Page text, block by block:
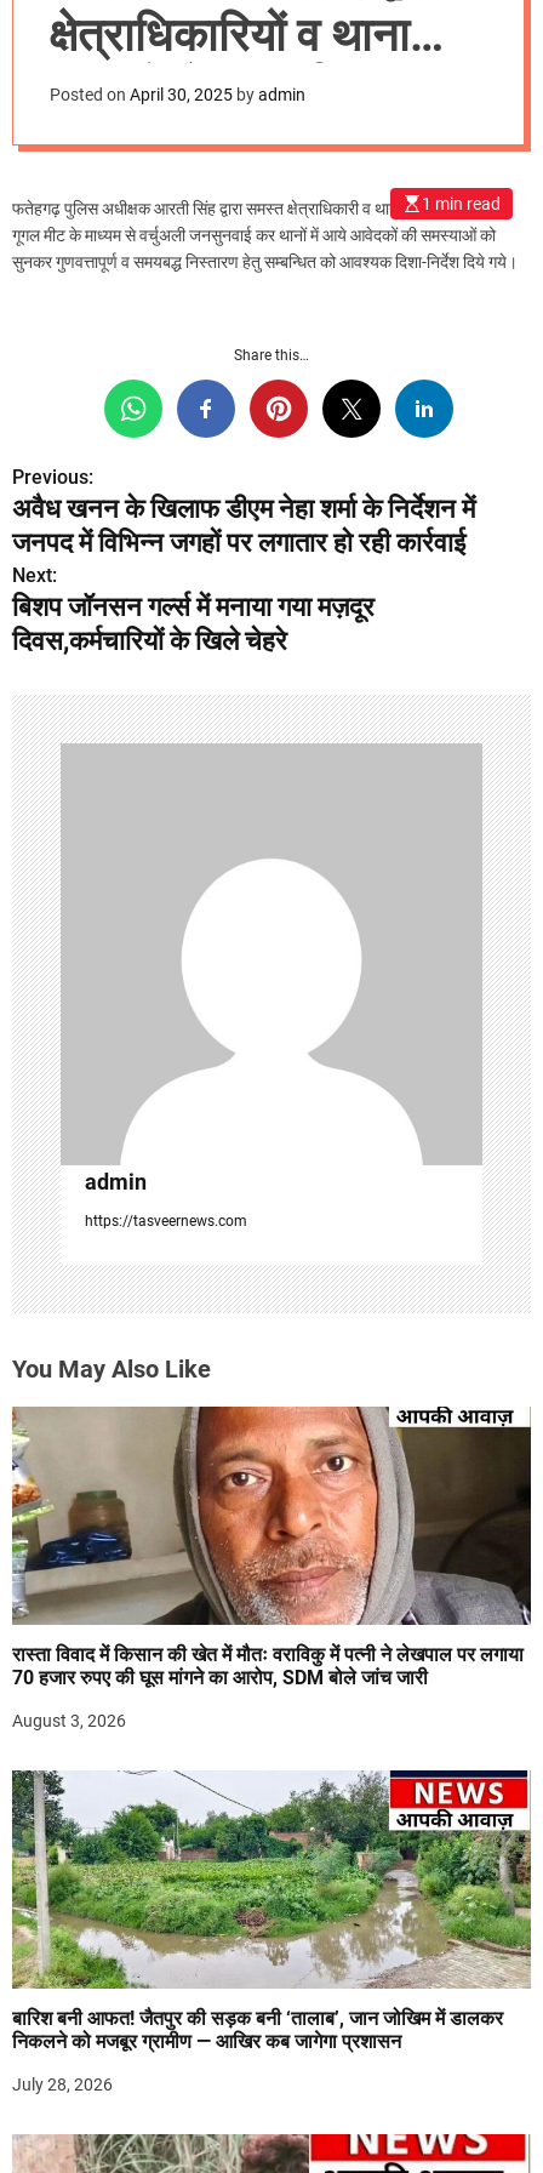
m
o
क्षेत्राधिकारियों व थाना
अध्यक्षों से की वर्चुअली
मीटिंग
Posted on April 30, 2025 byadmin
1 min read
फतेहगढ़ पुलिस अधीक्षक आरती सिंह द्वारा समस्त क्षेत्राधिकारी व थाना प्रभारियों के साथ
गूगल मीट के माध्यम से वर्चुअली जनसुनवाई कर थानों में आये आवेदकों की समस्याओं को
सुनकर गुणवत्तापूर्ण व समयबद्ध निस्तारण हेतु सम्बन्धित को आवश्यक दिशा-निर्देश दिये गये।
Share this…
P
o
s
t
a
v
i
g
a
t
i
o
n
Previous:
अवैध खनन के खिलाफ डीएम नेहा शर्मा के निर्देशन में
जनपद में विभिन्न जगहों पर लगातार हो रही कार्रवाई
Next:
बिशप जॉनसन गर्ल्स में मनाया गया मज़दूर
दिवस,कर्मचारियों के खिले चेहरे
admin
https://tasveernews.com
You May Also Like
रास्ता विवाद में किसान की खेत में मौतः वराविकु में पत्नी ने लेखपाल पर लगाया
70 हजार रुपए की घूस मांगने का आरोप, SDM बोले जांच जारी
August 3, 2026
बारिश बनी आफत! जैतपुर की सड़क बनी ‘तालाब’, जान जोखिम में डालकर
निकलने को मजबूर ग्रामीण — आखिर कब जागेगा प्रशासन
July 28, 2026